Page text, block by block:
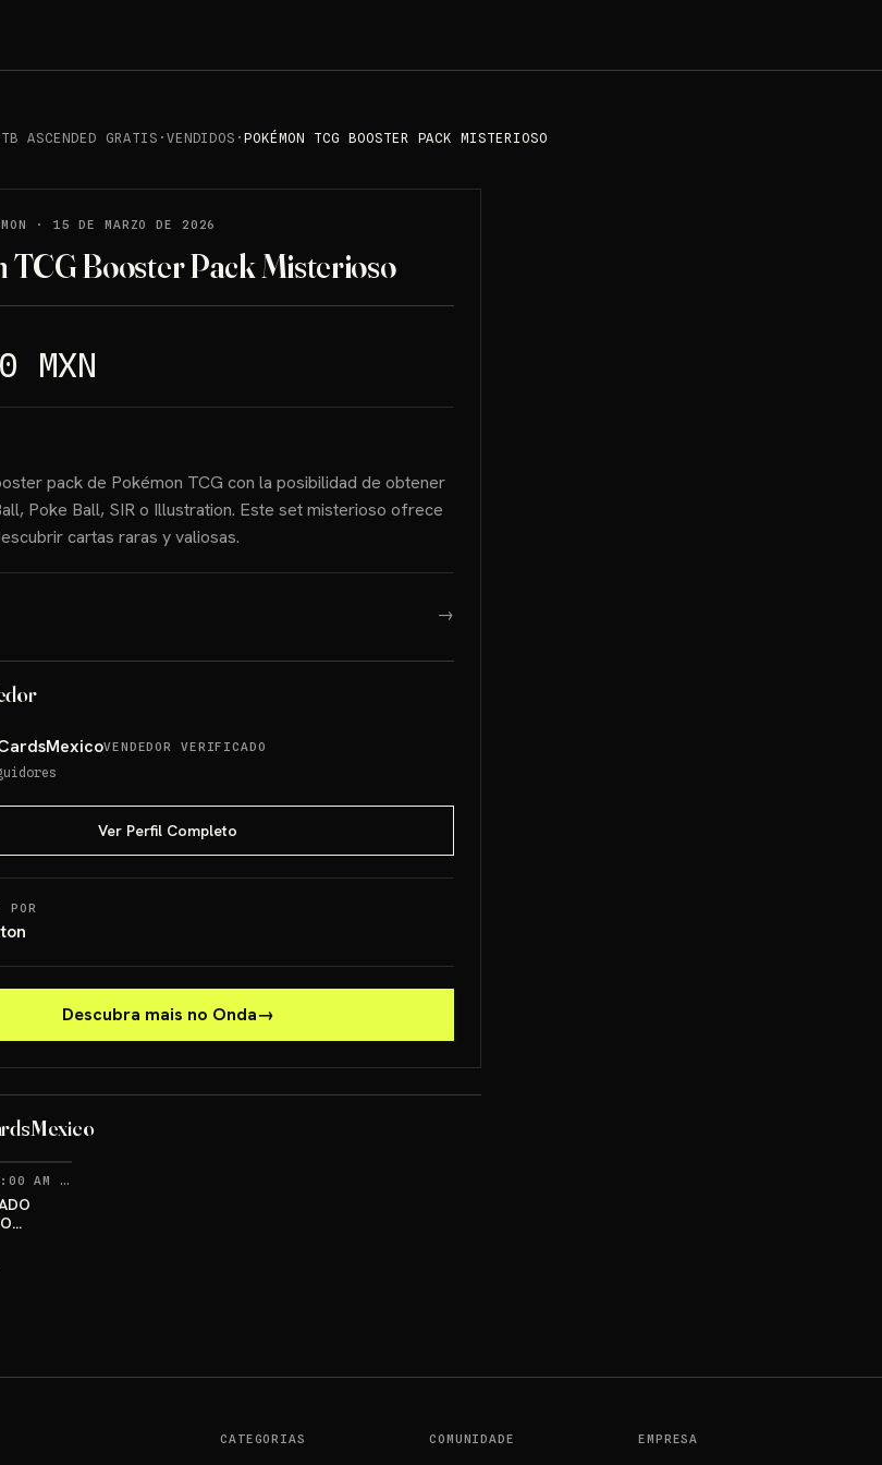
ASCENDED GRATIS · VENDIDOS ·POKÉMON TCG BOOSTER PACK MISTERIOSO
· 15 DE MARZO DE 2026
TCG Booster Pack Misterioso
MXN
pack de Pokémon TCG con la posibilidad de obtener
Poke Ball, SIR o Illustration. Este set misterioso ofrece
cartas raras y valiosas.
→
VENDEDOR VERIFICADO
Ver Perfil Completo
POR
Descubra mais no Onda→
PONCHO PIKACHU PSA 10
Sorteo: PONCHO PIKACHU PSA 10 GRATIS →
AM ·
CATEGORIAS COMUNIDADE EMPRESA